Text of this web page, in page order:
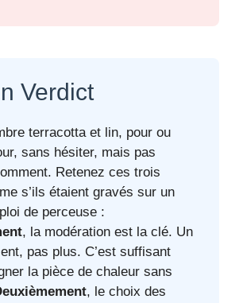
Verdict
terracotta et lin, pour ou
sans hésiter, mais pas
Retenez ces trois
s’ils étaient gravés sur un
de perceuse :
, la modération est la clé. Un
pas plus. C’est suffisant
la pièce de chaleur sans
, le choix des